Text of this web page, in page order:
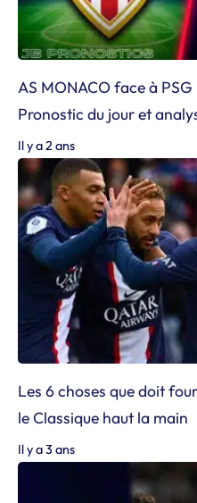
AS MONACO face à
Pronostic du jour et
Il y a 2 ans
Les 6 choses que doit
le Classique haut la main
Il y a 3 ans